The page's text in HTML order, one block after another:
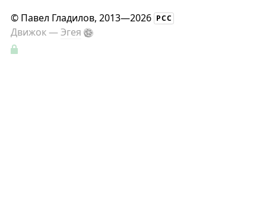
© Павел Гладилов, 2013—2026 РСС
Движок —Эгея